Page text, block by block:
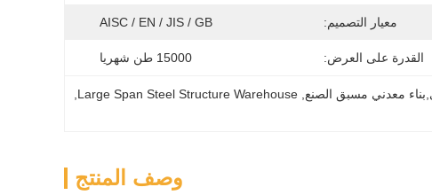
معيار التصميم: AISC / EN / JIS / GB
القدرة على العرض: 15000 طن شهريا
,
Large Span Steel Structure Warehouse
وصف المنتج